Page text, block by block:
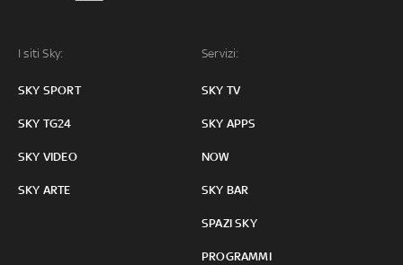
I siti Sky:
SKY SPORT
SKY TG24
SKY VIDEO
SKY ARTE
Servizi:
SKY TV
SKY APPS
NOW
SKY BAR
SPAZI SKY
PROGRAMMI